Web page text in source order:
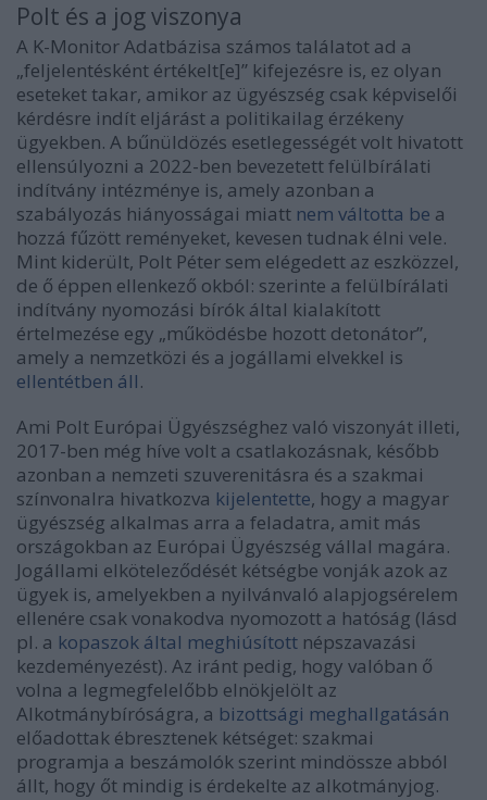
Polt és a jog viszonya
A K-Monitor Adatbázisa számos találatot ad a
„feljelentésként értékelt[e]” kifejezésre is, ez olyan
eseteket takar, amikor az ügyészség csak képviselői
kérdésre indít eljárást a politikailag érzékeny
ügyekben. A bűnüldözés esetlegességét volt hivatott
ellensúlyozni a 2022-ben bevezetett felülbírálati
indítvány intézménye is, amely azonban a
szabályozás hiányosságai miatt nem váltotta be a
hozzá fűzött reményeket, kevesen tudnak élni vele.
Mint kiderült, Polt Péter sem elégedett az eszközzel,
de ő éppen ellenkező okból: szerinte a felülbírálati
indítvány nyomozási bírók által kialakított
értelmezése egy „működésbe hozott detonátor”,
amely a nemzetközi és a jogállami elvekkel is
ellentétben áll.
Ami Polt Európai Ügyészséghez való viszonyát illeti,
2017-ben még híve volt a csatlakozásnak, később
azonban a nemzeti szuverenitásra és a szakmai
színvonalra hivatkozva kijelentette, hogy a magyar
ügyészség alkalmas arra a feladatra, amit más
országokban az Európai Ügyészség vállal magára.
Jogállami elköteleződését kétségbe vonják azok az
ügyek is, amelyekben a nyilvánvaló alapjogsérelem
ellenére csak vonakodva nyomozott a hatóság (lásd
pl. a kopaszok által meghiúsított népszavazási
kezdeményezést). Az iránt pedig, hogy valóban ő
volna a legmegfelelőbb elnökjelölt az
Alkotmánybíróságra, a bizottsági meghallgatásán
előadottak ébresztenek kétséget: szakmai
programja a beszámolók szerint mindössze abból
állt, hogy őt mindig is érdekelte az alkotmányjog.